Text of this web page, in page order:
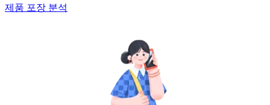
제품 포장 분석